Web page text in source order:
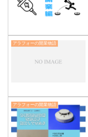
アラフォーの開業物語
アラフォーの開業物語